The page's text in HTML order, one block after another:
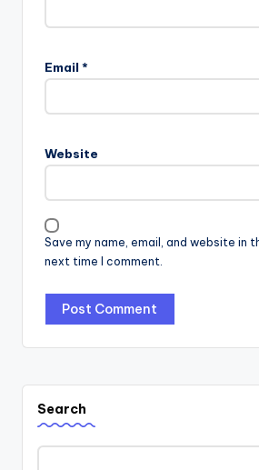
Email *
Website
Save my name, email, and website in
next time I comment.
Search